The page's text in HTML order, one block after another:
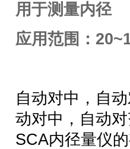
用于测量内径
应用范围：
自动对中，自
动对中，自动
SCA内径量仪